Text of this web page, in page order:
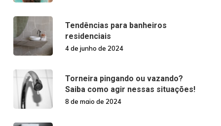
Tendências para banheiros
residenciais
4 de junho de 2024
Torneira pingando ou vazando?
Saiba como agir nessas situações!
8 de maio de 2024